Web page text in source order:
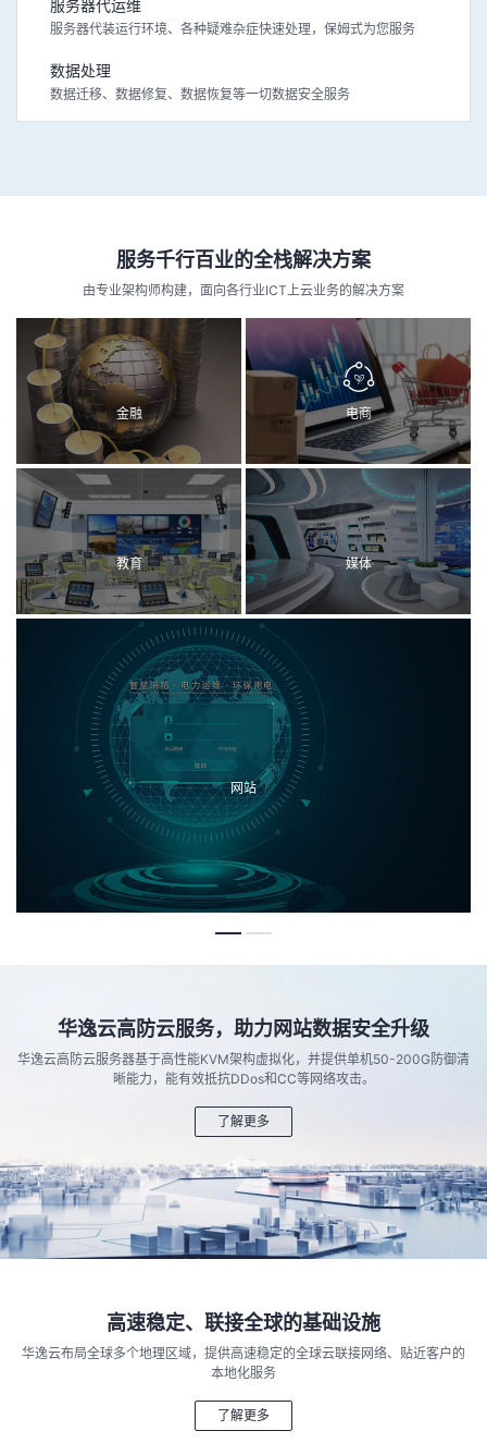
服务器代运维
服务器代装运行环境、各种疑难杂症快速处理，保姆式为您服务
数据处理
数据迁移、数据修复、数据恢复等一切数据安全服务
服务千行百业的全栈解决方案
由专业架构师构建，面向各行业ICT上云业务的解决方案
金融 电商
教育 媒体
网站
华逸云高防云服务，助力网站数据安全升级
华逸云高防云服务器基于高性能KVM架构虚拟化，并提供单机50-200G防御清
晰能力，能有效抵抗DDos和CC等网络攻击。
了解更多
高速稳定、联接全球的基础设施
华逸云布局全球多个地理区域，提供高速稳定的全球云联接网络、贴近客户的
本地化服务
了解更多